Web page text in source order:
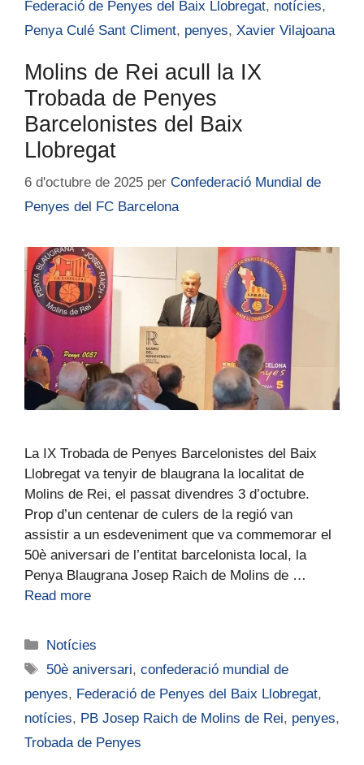
Federació de Penyes del Baix Llobregat, notícies,
Penya Culé Sant Climent, penyes, Xavier Vilajoana
Molins de Rei acull la IX
Trobada de Penyes
Barcelonistes del Baix
Llobregat
6 d'octubre de 2025 per Confederació Mundial de
Penyes del FC Barcelona
La IX Trobada de Penyes Barcelonistes del Baix
Llobregat va tenyir de blaugrana la localitat de
Molins de Rei, el passat divendres 3 d’octubre.
Prop d’un centenar de culers de la regió van
assistir a un esdeveniment que va commemorar el
50è aniversari de l’entitat barcelonista local, la
Penya Blaugrana Josep Raich de Molins de …
Read more
Notícies
50è aniversari,confederació mundial de
penyes, Federació de Penyes del Baix Llobregat,
notícies, PB Josep Raich de Molins de Rei, penyes,
Trobada de Penyes